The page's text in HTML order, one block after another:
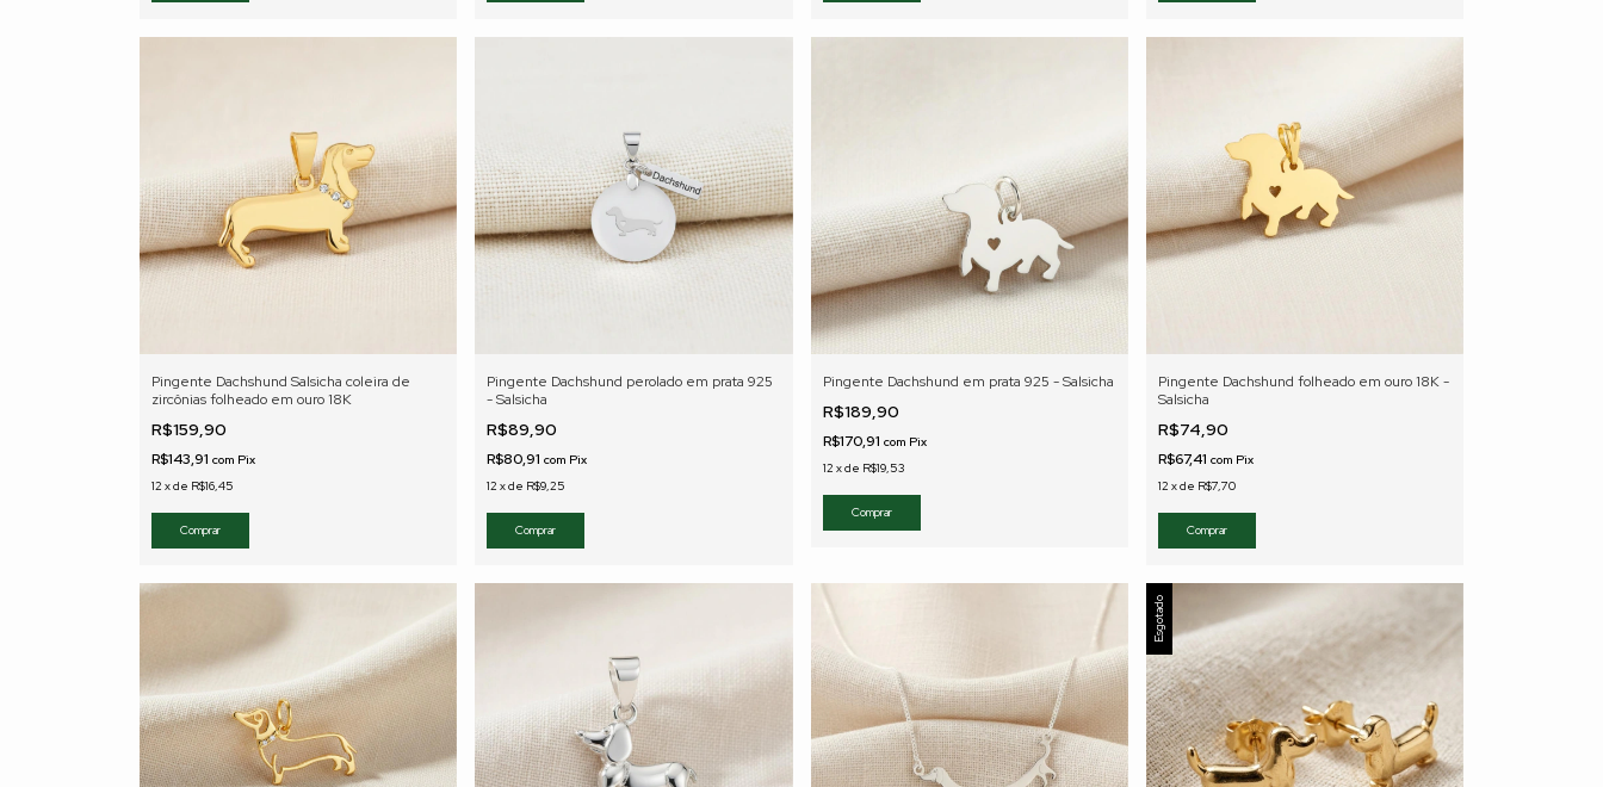
Pingente Dachshund Salsicha coleira de
zircônias folheado em ouro 18K
R$159,90
R$143,91 com Pix
12 xde R$16,45
Pingente Dachshund perolado em prata 925
- Salsicha
R$89,90
R$80,91com Pix
12 xde R$9,25
Pingente Dachshund em prata 925 - Salsicha
R$189,90
R$170,91 com Pix
12 xde R$19,53
Pingente Dachshund folheado em ouro 18K -
Salsicha
R$74,90
R$67,41 com Pix
12 xde R$7,70
Esgotado